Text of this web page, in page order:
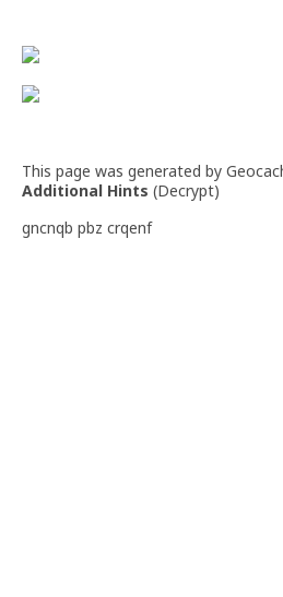
This page was generated by
Additional Hints (Decrypt)
gncnqb pbz crqenf